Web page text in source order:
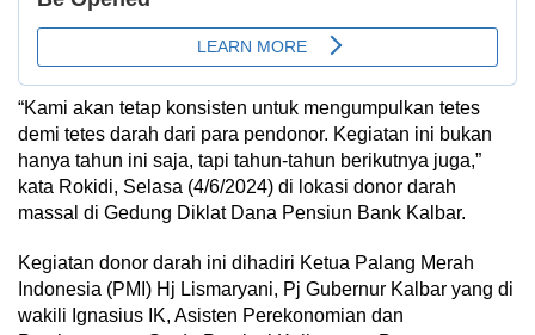
“Kami akan tetap konsisten untuk mengumpulkan tetes
demi tetes darah dari para pendonor. Kegiatan ini bukan
hanya tahun ini saja, tapi tahun-tahun berikutnya juga,”
kata Rokidi, Selasa (4/6/2024) di lokasi donor darah
massal di Gedung Diklat Dana Pensiun Bank Kalbar.
Kegiatan donor darah ini dihadiri Ketua Palang Merah
Indonesia (PMI) Hj Lismaryani, Pj Gubernur Kalbar yang di
wakili Ignasius IK, Asisten Perekonomian dan